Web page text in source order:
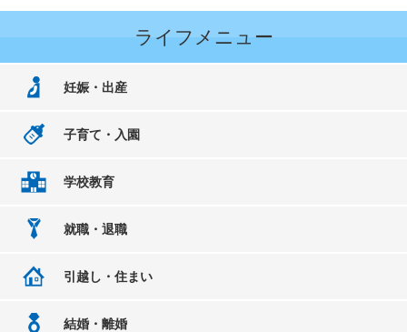
ライフメニュー
妊娠・出産
子育て・入園
学校教育
就職・退職
引越し・住まい
結婚・離婚